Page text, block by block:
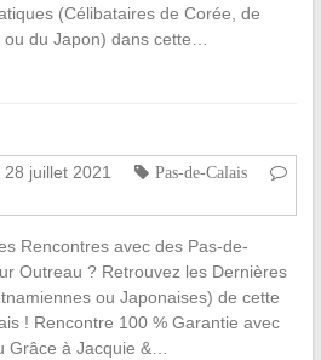
(Célibataires de Corée, de
ou du Japon) dans cette…
28 juillet 2021
Pas-de-Calais
Rencontres avec des Pas-de-
Outreau ? Retrouvez les Dernières
ou Japonaises) de cette
! Rencontre 100 % Garantie avec
Grâce à Jacquie &…